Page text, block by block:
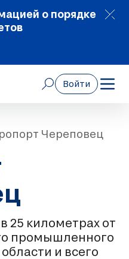
о порядке
Войти
Череповец
25 километрах от
промышленного
и всего